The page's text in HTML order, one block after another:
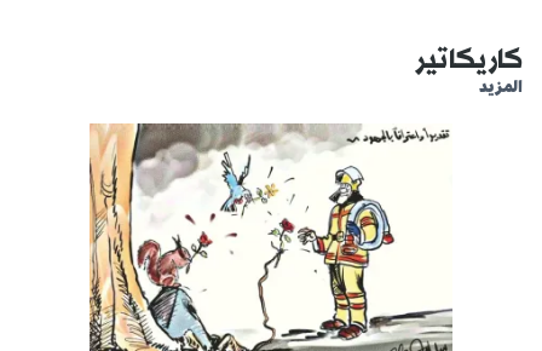
كاريكاتير
المزيد